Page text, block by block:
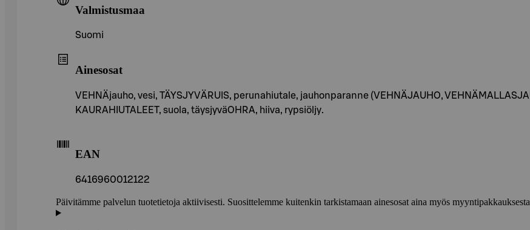
Valmistusmaa
Suomi
Ainesosat
VEHNÄjauho, vesi, TÄYSJYVÄRUIS, perunahiutale, jauhonparanne (VEHNÄJAUHO,
KAURAHIUTALEET, suola, täysjyväOHRA, hiiva, rypsiöljy.
EAN
6416960012122
Päivitämme palvelun tuotetietoja aktiivisesti. Suosittelemme kuitenkin tarkistamaan ainesosat aina myös